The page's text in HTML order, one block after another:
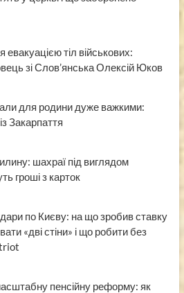
тіл військових:
зі Слов’янська Олексій Юков
для родини дуже важкими:
Закарпаття
шахраї під виглядом
гроші з карток
по Києву: на що зробив ставку
«дві стіни» і що робити без
пенсійну реформу: як